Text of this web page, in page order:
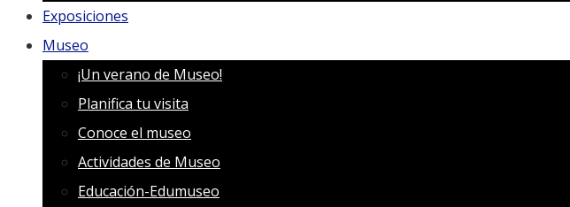
Exposiciones
Museo
¡Un verano de Museo!
Planifica tu visita
Conoce el museo
Actividades de Museo
Educación-Edumuseo